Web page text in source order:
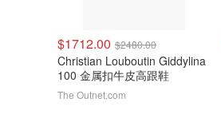
$1712.00 $2480.00
Christian Louboutin Giddylina
100 金属扣牛皮高跟鞋
The Outnet.com